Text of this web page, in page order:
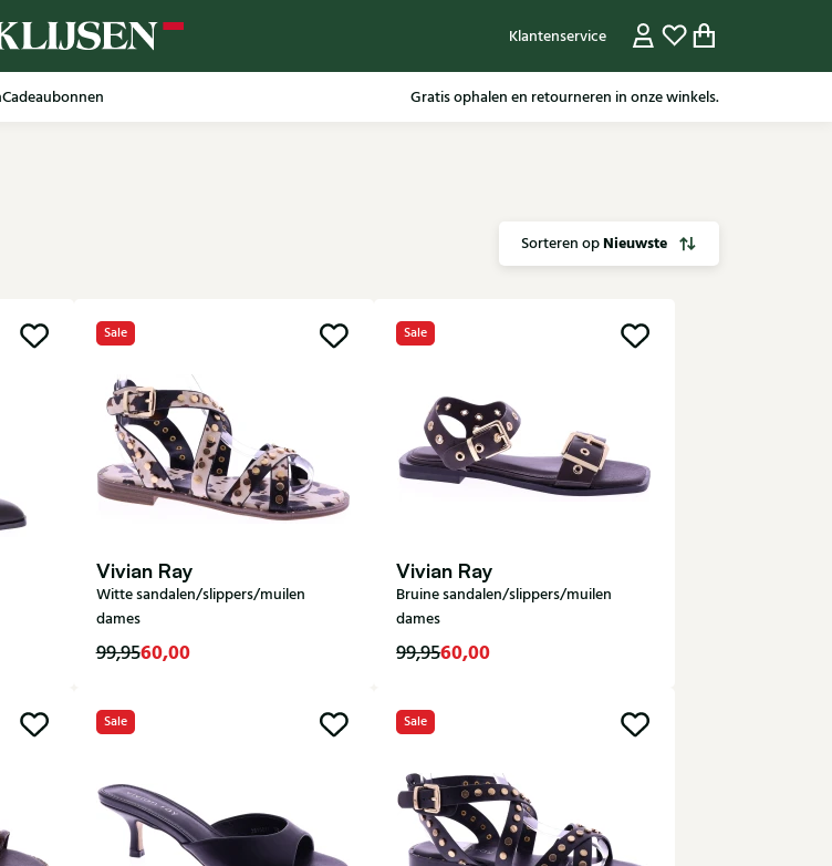
Klantenservice
Cadeaubonnen Gratis ophalen en retourneren in onze winkels.
Sorteren opNieuwste
40
Sale
Vivian Ray
Witte sandalen/slippers/muilen
dames
99,9560,00
Sale
Vivian Ray
Bruine sandalen/slippers/muilen
dames
99,9560,00
Sale Sale